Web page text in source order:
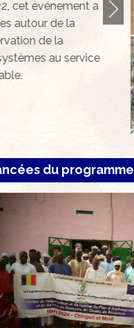
cet événement a
autour de la
de la
au service
du programme